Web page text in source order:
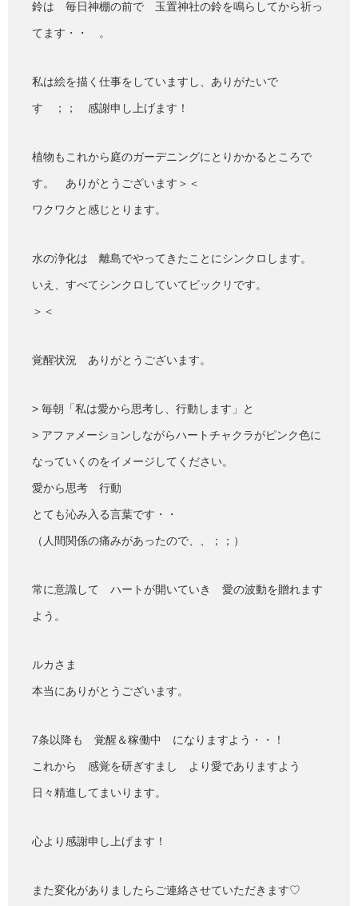
鈴は 毎日神棚の前で 玉置神社の鈴を鳴らしてから祈っ
てます・・ 。
私は絵を描く仕事をしていますし、ありがたいで
す ；； 感謝申し上げます！
植物もこれから庭のガーデニングにとりかかるところで
す。 ありがとうございます＞＜
ワクワクと感じとります。
水の浄化は 離島でやってきたことにシンクロします。
いえ、すべてシンクロしていてビックリです。
＞＜
覚醒状況 ありがとうございます。
> 毎朝「私は愛から思考し、行動します」と
> アファメーションしながらハートチャクラがピンク色に
なっていくのをイメージしてください。
愛から思考 行動
とても沁み入る言葉です・・
（人間関係の痛みがあったので、、；；）
常に意識して ハートが開いていき 愛の波動を贈れます
よう。
ルカさま
本当にありがとうございます。
7条以降も 覚醒＆稼働中 になりますよう・・！
これから 感覚を研ぎすまし より愛でありますよう
日々精進してまいります。
心より感謝申し上げます！
また変化がありましたらご連絡させていただきます♡